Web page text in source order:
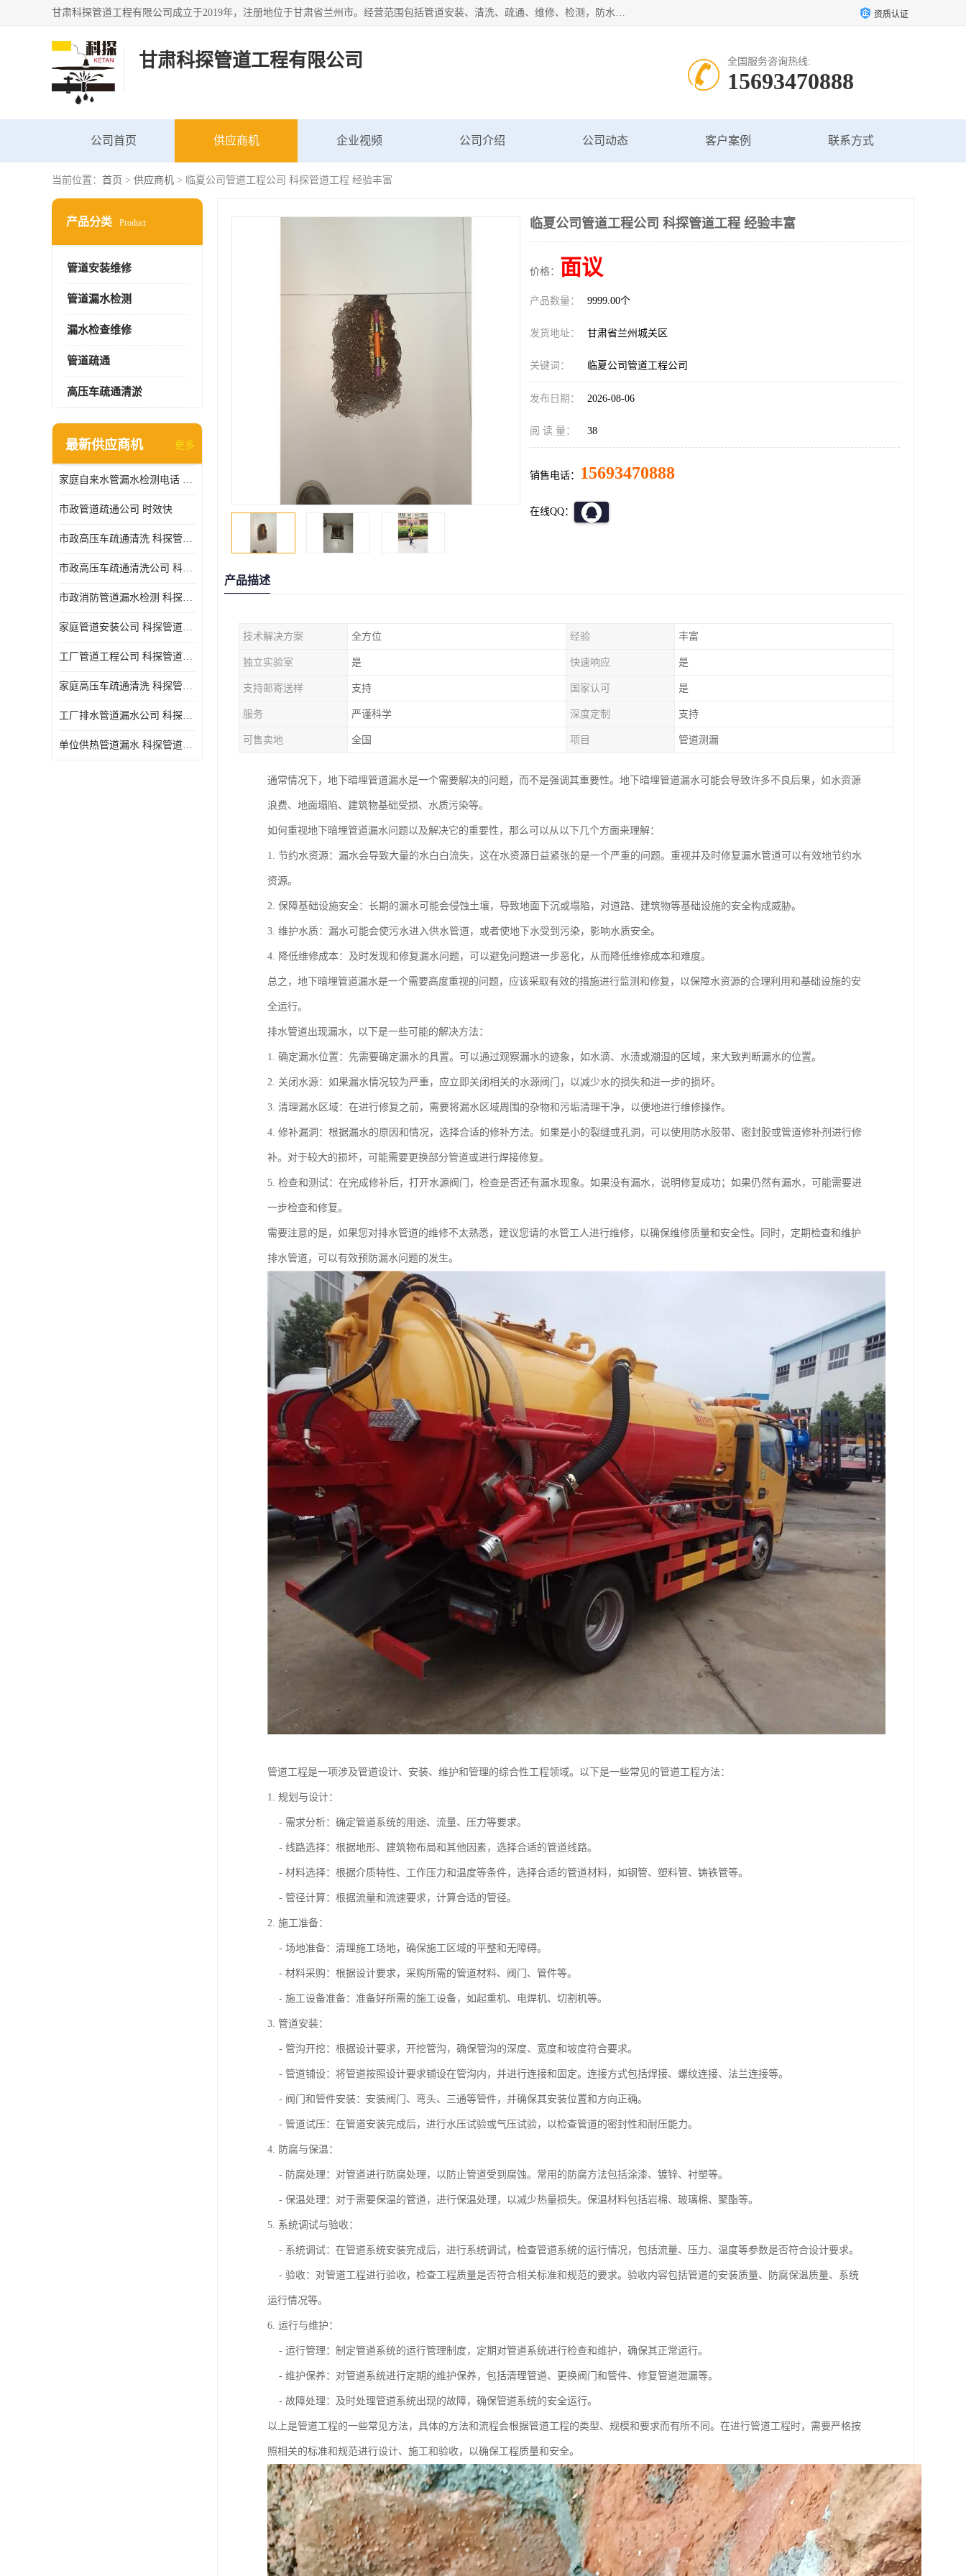
甘肃科探管道工程有限公司成立于2019年，注册地位于甘肃省兰州市。经营范围包括管道安装、清洗、疏通、维修、检测，防水工程，工程钻孔，化粪池清理，暖气安装，给排水管道安装维修，室内外管道如消防、供水、供热管道漏水检测定位，室内外防水堵漏等。 资质认证
甘肃科探管道工程有限公司 全国服务咨询热线:
15693470888
公司首页 供应商机 企业视频 公司介绍 公司动态 客户案例 联系方式
当前位置： 首页 > 供应商机 > 临夏公司管道工程公司 科探管道工程 经验丰富
产品分类 Product
管道安装维修
管道漏水检测
漏水检查维修
管道疏通
高压车疏通清淤
最新供应商机 更多
家庭自来水管漏水检测电话 服务周到
市政管道疏通公司 时效快
市政高压车疏通清洗 科探管道工程 设备齐
市政高压车疏通清洗公司 科探管道工程 经验丰富
市政消防管道漏水检测 科探管道工程 快速上门
家庭管道安装公司 科探管道工程 团队服务
工厂管道工程公司 科探管道工程 时效快
家庭高压车疏通清洗 科探管道工程 服务周到
工厂排水管道漏水公司 科探管道工程 快速上门
单位供热管道漏水 科探管道工程 设备齐
临夏公司管道工程公司 科探管道工程 经验丰富
价格： 面议
产品数量： 9999.00个
发货地址： 甘肃省兰州城关区
关键词： 临夏公司管道工程公司
发布日期： 2026-08-06
阅 读 量： 38
销售电话： 15693470888
在线QQ：
产品描述
技术解决方案 全方位 经验 丰富
独立实验室 是 快速响应 是
支持邮寄送样 支持 国家认可 是
服务 严谨科学 深度定制 支持
可售卖地 全国 项目 管道测漏
通常情况下，地下暗埋管道漏水是一个需要解决的问题，而不是强调其重要性。地下暗埋管道漏水可能会导致许多不良后果，如水资源
浪费、地面塌陷、建筑物基础受损、水质污染等。
如何重视地下暗埋管道漏水问题以及解决它的重要性，那么可以从以下几个方面来理解：
1. 节约水资源：漏水会导致大量的水白白流失，这在水资源日益紧张的是一个严重的问题。重视并及时修复漏水管道可以有效地节约水
资源。
2. 保障基础设施安全：长期的漏水可能会侵蚀土壤，导致地面下沉或塌陷，对道路、建筑物等基础设施的安全构成威胁。
3. 维护水质：漏水可能会使污水进入供水管道，或者使地下水受到污染，影响水质安全。
4. 降低维修成本：及时发现和修复漏水问题，可以避免问题进一步恶化，从而降低维修成本和难度。
总之，地下暗埋管道漏水是一个需要高度重视的问题，应该采取有效的措施进行监测和修复，以保障水资源的合理利用和基础设施的安
全运行。
排水管道出现漏水，以下是一些可能的解决方法：
1. 确定漏水位置：先需要确定漏水的具置。可以通过观察漏水的迹象，如水滴、水渍或潮湿的区域，来大致判断漏水的位置。
2. 关闭水源：如果漏水情况较为严重，应立即关闭相关的水源阀门，以减少水的损失和进一步的损坏。
3. 清理漏水区域：在进行修复之前，需要将漏水区域周围的杂物和污垢清理干净，以便地进行维修操作。
4. 修补漏洞：根据漏水的原因和情况，选择合适的修补方法。如果是小的裂缝或孔洞，可以使用防水胶带、密封胶或管道修补剂进行修
补。对于较大的损坏，可能需要更换部分管道或进行焊接修复。
5. 检查和测试：在完成修补后，打开水源阀门，检查是否还有漏水现象。如果没有漏水，说明修复成功；如果仍然有漏水，可能需要进
一步检查和修复。
需要注意的是，如果您对排水管道的维修不太熟悉，建议您请的水管工人进行维修，以确保维修质量和安全性。同时，定期检查和维护
排水管道，可以有效预防漏水问题的发生。
管道工程是一项涉及管道设计、安装、维护和管理的综合性工程领域。以下是一些常见的管道工程方法：
1. 规划与设计：
- 需求分析：确定管道系统的用途、流量、压力等要求。
- 线路选择：根据地形、建筑物布局和其他因素，选择合适的管道线路。
- 材料选择：根据介质特性、工作压力和温度等条件，选择合适的管道材料，如钢管、塑料管、铸铁管等。
- 管径计算：根据流量和流速要求，计算合适的管径。
2. 施工准备：
- 场地准备：清理施工场地，确保施工区域的平整和无障碍。
- 材料采购：根据设计要求，采购所需的管道材料、阀门、管件等。
- 施工设备准备：准备好所需的施工设备，如起重机、电焊机、切割机等。
3. 管道安装：
- 管沟开挖：根据设计要求，开挖管沟，确保管沟的深度、宽度和坡度符合要求。
- 管道铺设：将管道按照设计要求铺设在管沟内，并进行连接和固定。连接方式包括焊接、螺纹连接、法兰连接等。
- 阀门和管件安装：安装阀门、弯头、三通等管件，并确保其安装位置和方向正确。
- 管道试压：在管道安装完成后，进行水压试验或气压试验，以检查管道的密封性和耐压能力。
4. 防腐与保温：
- 防腐处理：对管道进行防腐处理，以防止管道受到腐蚀。常用的防腐方法包括涂漆、镀锌、衬塑等。
- 保温处理：对于需要保温的管道，进行保温处理，以减少热量损失。保温材料包括岩棉、玻璃棉、聚酯等。
5. 系统调试与验收：
- 系统调试：在管道系统安装完成后，进行系统调试，检查管道系统的运行情况，包括流量、压力、温度等参数是否符合设计要求。
- 验收：对管道工程进行验收，检查工程质量是否符合相关标准和规范的要求。验收内容包括管道的安装质量、防腐保温质量、系统
运行情况等。
6. 运行与维护：
- 运行管理：制定管道系统的运行管理制度，定期对管道系统进行检查和维护，确保其正常运行。
- 维护保养：对管道系统进行定期的维护保养，包括清理管道、更换阀门和管件、修复管道泄漏等。
- 故障处理：及时处理管道系统出现的故障，确保管道系统的安全运行。
以上是管道工程的一些常见方法，具体的方法和流程会根据管道工程的类型、规模和要求而有所不同。在进行管道工程时，需要严格按
照相关的标准和规范进行设计、施工和验收，以确保工程质量和安全。